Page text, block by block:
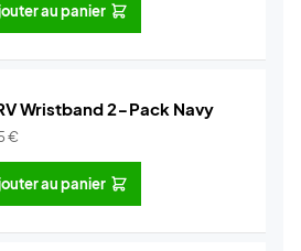
au panier
Wristband 2-Pack Navy
€
au panier